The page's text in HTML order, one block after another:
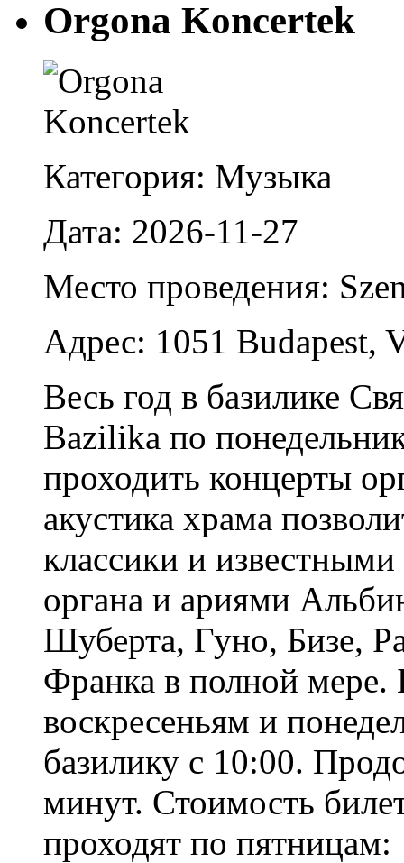
Orgona Koncertek
Категория: Музыка
Дата: 2026-11-27
Место проведения:
Адрес: 1051 Budapest,
Весь год в базилике
Bazilika по
проходить концерты
акустика храма
классики и
органа и ариями
Шуберта, Гуно, Бизе,
Франка в полной
воскресеньям и
базилику с 10:00.
минут. Стоимость
проходят по пятницам: